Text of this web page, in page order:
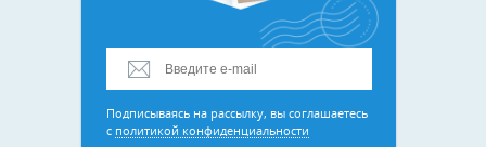
Подписываясь на рассылку, вы соглашаетесь
с политикой конфиденциальности